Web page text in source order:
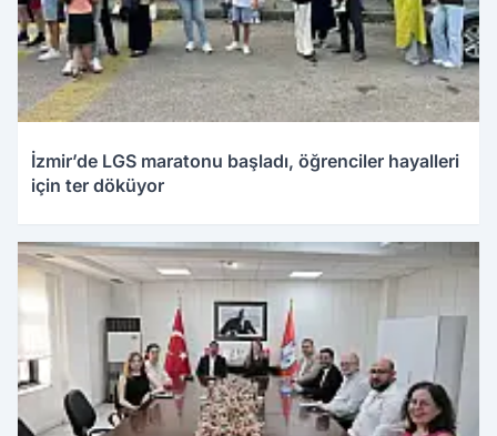
İzmir’de LGS maratonu başladı, öğrenciler hayalleri
için ter döküyor